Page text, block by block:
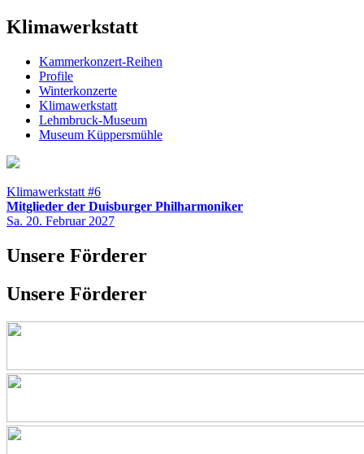
Klimawerkstatt
Kammerkonzert-Reihen
Profile
Winterkonzerte
Klimawerkstatt
Lehmbruck-Museum
Museum Küppersmühle
Klimawerkstatt #6
Mitglieder der Duisburger Philharmoniker
Sa. 20. Februar 2027
Unsere Förderer
Unsere Förderer